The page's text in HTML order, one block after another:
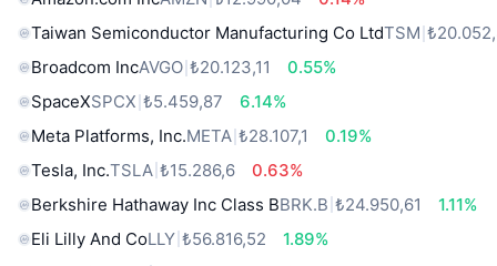
Taiwan Semiconductor Manufacturing Co LtdTSM
Broadcom IncAVGO ₺20.123,11
0.55%
SpaceXSPCX ₺5.459,87
6.14%
Meta Platforms, Inc.META ₺28.107,1
0.19%
Tesla, Inc.TSLA ₺15.286,6
0.63%
Berkshire Hathaway Inc Class BBRK.B ₺24.950,61
1.11%
Eli Lilly And CoLLY ₺56.816,52
1.89%